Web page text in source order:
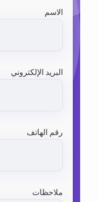
الاسم
البريد الإلكتروني
رقم الهاتف
ملاحظات